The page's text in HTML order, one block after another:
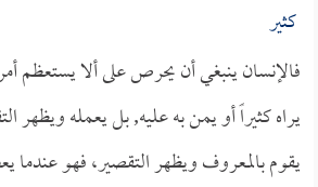
كثير
فالإنسان ينبغي أن يحرص على ألا يستعظم
يراه كثيراً أو يمن به عليه, بل يعمله ويظهر
يقوم بالمعروف ويظهر التقصير، فهو عندما